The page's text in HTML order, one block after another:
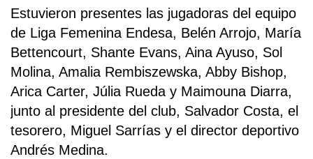
Estuvieron presentes las jugadoras del equipo
de Liga Femenina Endesa, Belén Arrojo, María
Bettencourt, Shante Evans, Aina Ayuso, Sol
Molina, Amalia Rembiszewska, Abby Bishop,
Arica Carter, Júlia Rueda y Maimouna Diarra,
junto al presidente del club, Salvador Costa, el
tesorero, Miguel Sarrías y el director deportivo
Andrés Medina.